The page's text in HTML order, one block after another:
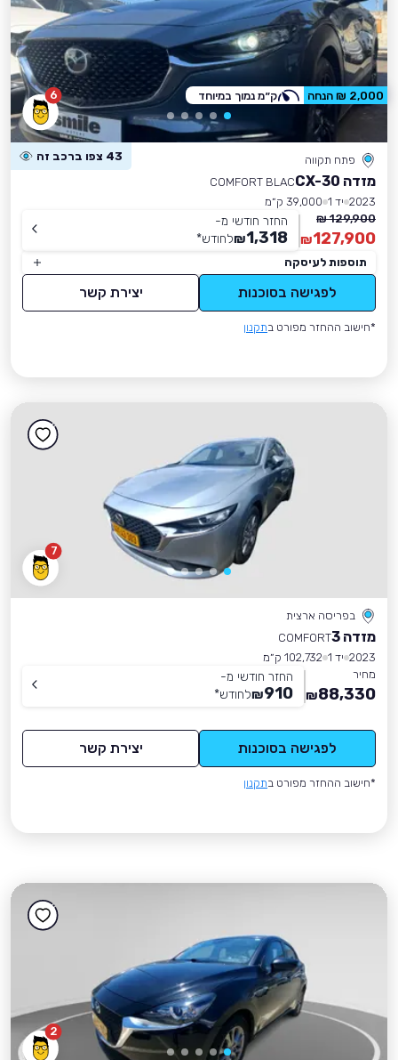
6
פתח תקווה 43 צפו ברכב זה
מזדה CX-30
COMFORT BLAC
2023 יד 1
39,000 ק״מ
129,900 ₪
127,900
₪
החזר חודשי מ-
1,318
₪לחודש*
תוספות לעיסקה
לפגישה בסוכנות יצירת קשר
*חישוב ההחזר מפורט בתקנון
2,000 ₪ הנחה ק״מ נמוך במיוחד
7
בפריסה ארצית
מזדה 3
COMFORT
2023 יד 1
102,732 ק״מ
מחיר
88,330
₪
החזר חודשי מ-
910
₪לחודש*
לפגישה בסוכנות יצירת קשר
*חישוב ההחזר מפורט בתקנון
2